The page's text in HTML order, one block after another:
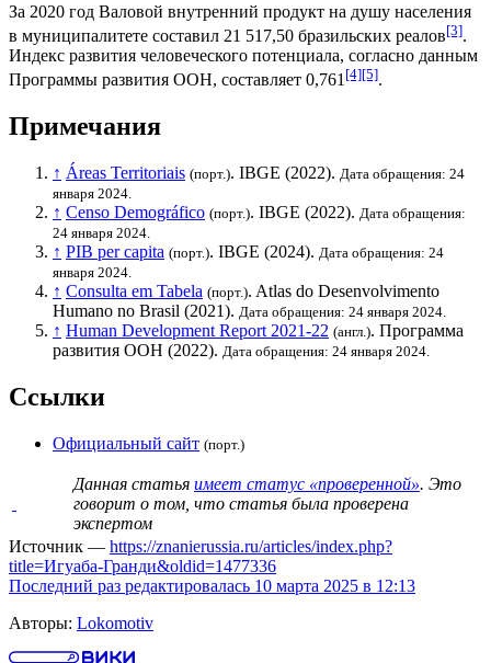
За 2020 год Валовой внутренний продукт на душу населения
в муниципалитете составил 21 517,50 бразильских реалов[3].
Индекс развития человеческого потенциала, согласно данным
Программы развития ООН, составляет 0,761 [4][5].
Примечания
↑ Áreas Territoriais (порт.). IBGE (2022). Дата обращения: 24
января 2024.
↑ Censo Demográfico (порт.). IBGE (2022). Дата обращения:
24 января 2024.
↑ PIB per capita (порт.). IBGE (2024). Дата обращения: 24
января 2024.
↑ Consulta em Tabela (порт.). Atlas do Desenvolvimento
Humano no Brasil (2021). Дата обращения: 24 января 2024.
↑ Human Development Report 2021-22 (англ.). Программа
развития ООН (2022). Дата обращения: 24 января 2024.
Ссылки
Официальный сайт (порт.)
Данная статья имеет статус «проверенной». Это
говорит о том, что статья была проверена
экспертом
Источник — https://znanierussia.ru/articles/index.php?
title=Игуаба-Гранди&oldid=1477336
Последний раз редактировалась 10 марта 2025 в 12:13
Авторы: Lokomotiv